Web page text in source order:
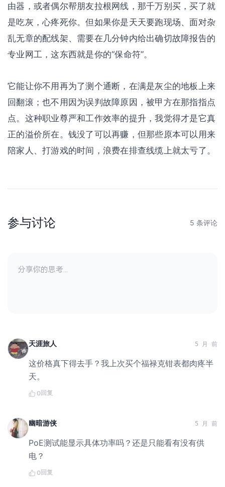
由器，或者偶尔帮朋友拉根网线，那千万别买，买了就
是吃灰，心疼死你。但如果你是天天要跑现场、面对杂
乱无章的配线架、需要在几分钟内给出确切故障报告的
专业网工，这东西就是你的“保命符”。
它能让你不用再为了测个通断，在满是灰尘的地板上来
回翻滚；也不用因为误判故障原因，被甲方在那指指点
点。这种职业尊严和工作效率的提升，我觉得才是它真
正的溢价所在。钱没了可以再赚，但那些原本可以用来
陪家人、打游戏的时间，浪费在排查线缆上就太亏了。
参与讨论 5 条评论
天涯旅人 5 月 前
这价格真下得去手？我上次买个福禄克钳表都肉疼半
天。
0回复
幽暗游侠 5 月 前
PoE测试能显示具体功率吗？还是只能看有没有供
电？
0回复